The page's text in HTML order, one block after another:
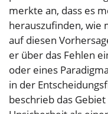
merkte an, dass es
herauszufinden, wie
auf diesen
er über das Fehlen
oder eines
in der
beschrieb das